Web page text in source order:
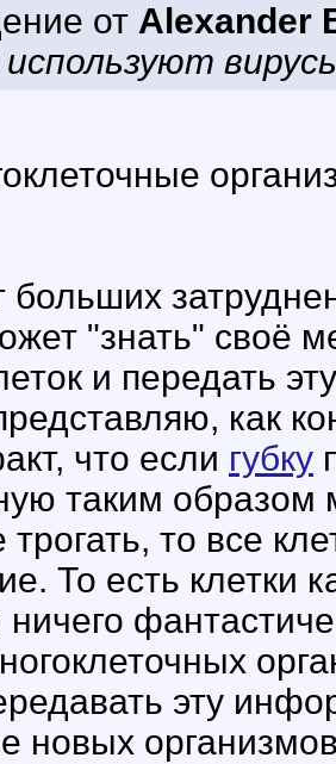
от Alexander
больших
"знать" своё
и передать
как
что если губку
таким образом
то все
То есть клетки
эту
новых